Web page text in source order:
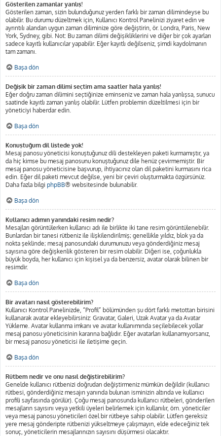
Gösterilen zamanlar yanlış!
Gösterilen zaman, sizin bulunduğunuz yerden farklı bir zaman dilimindeyse bu
olabilir. Bu durumu düzeltmek için, Kullanıcı Kontrol Panelinizi ziyaret edin ve
ayrıntılı alandan uygun zaman diliminize göre değiştirin, ör. Londra, Paris, New
York, Sydney, gibi. Not: Bu zaman dilimi değişikliklerini ve diğer bir çok ayarları
sadece kayıtlı kullanıcılar yapabilir. Eğer kayıtlı değilseniz, şimdi kaydolmanın
tam zamanı.
Başa dön
Değişik bir zaman dilimi seçtim ama saatler hala yanlış!
Eğer doğru zaman dilimini seçtiğinize eminseniz ve zaman hala yanlışsa, sunucu
saatinde kayıtlı zaman yanlış olabilir. Lütfen problemin düzeltilmesi için bir
yöneticiyi haberdar edin.
Başa dön
Konuştuğum dil listede yok!
Mesaj panosu yöneticisi konuştuğunuz dili destekleyen paketi kurmamıştır, ya
da hiç kimse bu mesaj panosunu konuştuğunuz dile henüz çevirmemiştir. Bir
mesaj panosu yöneticisine başvurup, ihtiyacınız olan dil paketini kurmasını rica
edin. Eğer dil paketi mevcut değilse, yeni bir çeviri oluşturmakta özgürsünüz.
Daha fazla bilgi phpBB® websitesinde bulunabilir.
Başa dön
Kullanıcı adımın yanındaki resim nedir?
Mesajları görüntülerken kullanıcı adı ile birlikte iki tane resim görüntülenebilir.
Bunlardan bir tanesi rütbeniz ile ilişkilendirilmiş; genellikle yıldız, blok ya da
nokta şeklinde; mesaj panosundaki durumunuzu veya gönderdiğiniz mesaj
sayısına göre değişkenlik gösteren bir resim olabilir. Diğeri ise, çoğunlukla
büyük boyda, her kullanıcı için kişisel ya da benzersiz, avatar olarak bilinen bir
resimdir.
Başa dön
Bir avatarı nasıl gösterebilirim?
Kullanıcı Kontrol Panelinizde, “Profil” bölümünden şu dört farklı metottan birisini
kullanarak avatar ekleyebilirsiniz: Gravatar, Galeri, Uzak Avatar ya da Avatar
Yükleme. Avatar kullanma imkanı ve avatar kullanımında seçilebilecek yollar
mesaj panosu yöneticisinin kararına bağlıdır. Eğer avatarları kullanamıyorsanız,
bir mesaj panosu yöneticisi ile iletişime geçin.
Başa dön
Rütbem nedir ve onu nasıl değiştirebilirim?
Genelde kullanıcı rütbenizi doğrudan değiştirmeniz mümkün değildir (kullanıcı
rütbesi, gönderdiğiniz mesajın yanında bulunan isminizin altında ve kullanıcı
profili sayfasında görülür). Çoğu mesaj panosunda kullanıcı rütbeleri, gönderilen
mesajların sayısını veya yetkili üyeleri belirlemek için kullanılır, örn. yöneticiler
veya mesaj panosu yöneticileri özel bir rütbeye sahip olabilir. Lütfen gereksiz
yere mesaj gönderipte rütbenizi yükseltmeye çalışmayın, elde edeceğiniz tek
sonuç, yöneticilerin mesajlarınızın sayısını düşürmesi olacaktır.